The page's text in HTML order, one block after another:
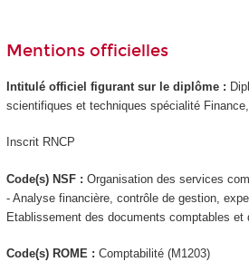
Mentions officielles
Intitulé officiel figurant sur le diplôme :
scientifiques et techniques spécialité
Inscrit RNCP
Code(s) NSF : Organisation des services
- Analyse financière, contrôle de gestion,
Etablissement des documents comptables et
Code(s) ROME : Comptabilité (M1203)